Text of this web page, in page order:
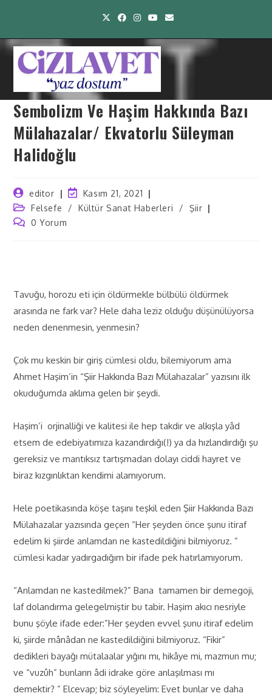
Sembolizm Ve Haşim Hakkında Bazı
Mülahazalar/ Ekvatorlu Süleyman
Halidoğlu
editor
Kasım 21, 2021
Felsefe
/ Kültür Sanat Haberleri /
Şiir
0 Yorum
Tavuğu, horozu eti için öldürmekle bülbülü öldürmek
arasında ne fark var? Hele daha leziz olduğu düşünülüyorsa
neden denenmesin, yenmesin?
Çok mu keskin bir giriş cümlesi oldu, bilemiyorum ama
Ahmet Haşim’in “Şiir Hakkında Bazı Mülahazalar” yazısını ilk
okuduğumda aklıma gelen bir şeydi.
Haşim’i orjinalliği ve kalitesi ile hep takdir ve alkışla yâd
etsem de edebiyatımıza kazandırdığı(!) ya da hızlandırdığı şu
gereksiz ve mantıksız tartışmadan dolayı ciddi hayret ve
biraz kızgınlıktan kendimi alamıyorum.
Hele poetikasında köşe taşını teşkil eden Şiir Hakkında Bazı
Mülahazalar yazısında geçen “Her şeyden önce şunu itiraf
edelim ki şiirde anlamdan ne kastedildiğini bilmiyoruz. ”
cümlesi kadar yadırgadığım bir ifade pek hatırlamıyorum.
“Anlamdan ne kastedilmek?” Bana tamamen bir demegoji,
laf dolandırma gelegelmiştir bu tabir. Haşim akıcı nesriyle
bunu şöyle ifade eder:”Her şeyden evvel şunu itiraf edelim
ki, şiirde mânâdan ne kastedildiğini bilmiyoruz. “Fikir”
dedikleri bayağı mütalaalar yığını mı, hikâye mi, mazmun mu;
ve “vuzûh” bunların âdi idrake göre anlaşılması mı
demektir? ” Elcevap; biz söyleyelim: Evet bunlar ve daha